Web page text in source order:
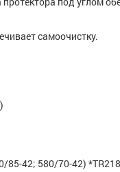
самоочистку.
85-42; 580/70-42)